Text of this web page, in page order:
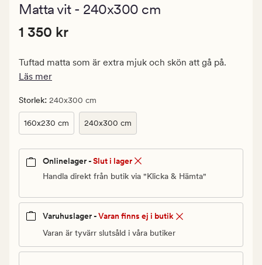
4.5
Matta vit - 240x300 cm
Pris
Ordinarie
pris
1
350
Pris 1 350 kr
1 350 kr
Tuftad matta som är extra mjuk och skön att gå på.
Läs mer
Storlek: 240x300 cm
160x230 cm 240x300 cm
Onlinelager -Slut i lager
Handla direkt från butik via "Klicka & Hämta"
Varuhuslager -Varan finns ej i butik
Varan är tyvärr slutsåld i våra butiker